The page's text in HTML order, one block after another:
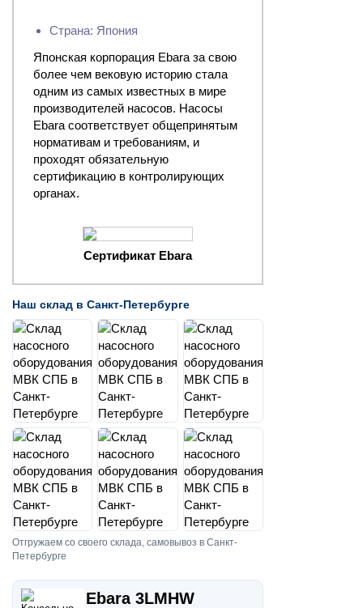
Страна: Япония
Японская корпорация Ebara за свою
более чем вековую историю стала
одним из самых известных в мире
производителей насосов. Насосы
Ebara соответствует общепринятым
нормативам и требованиям, и
проходят обязательную
сертификацию в контролирующих
органах.
Сертификат Ebara
Наш склад в Санкт-Петербурге
Отгружаем со своего склада, самовывоз в Санкт-
Петербурге
Ebara 3LMHW